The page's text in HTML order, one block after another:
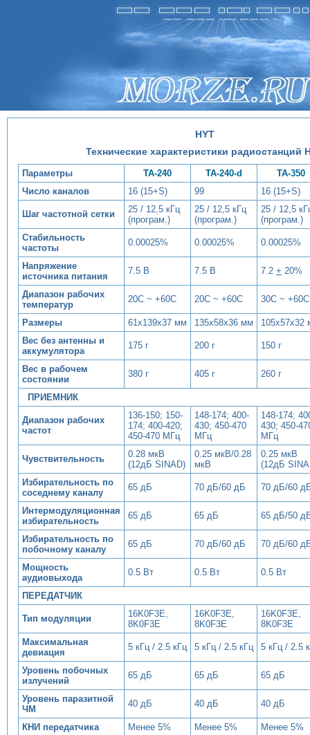
HYT
Технические характеристики радиостанций
Параметры TA-240 TA-240-d
TA-350
Число каналов
16 (15+S) 99 16 (15+S)
Шаг частотной сетки
25 / 12,5 кГц
(програм.)
25 / 12,5 кГц
(програм.)
25 / 12,5
(програм.)
Стабильность
частоты
0.00025% 0.00025% 0.00025%
Напряжение
источника питания
7.5 В 7.5 В 7.2 + 20%
Диапазон рабочих
температур
20С ~ +60С 20С ~ +60С 30С ~ +60С
Размеры 61х139х37 мм 135х58х36 мм
105х57х32
Вес без антенны и
аккумулятора
175 г 200 г 150 г
Вес в рабочем
состоянии
380 г 405 г 260 г
ПРИЕМНИК
Диапазон рабочих
частот
136-150; 150-
174; 400-420;
450-470 МГц
148-174; 400-
430; 450-470
МГц
148-174;
430; 450-
МГц
Чувствительность
0.28 мкВ
(12дБ SINAD)
0.25 мкВ/0.28
мкВ
0.25 мкВ
(12дБ
Избирательность по
соседнему каналу
65 дБ 70 дБ/60 дБ 70 дБ/60
Интермодуляционная
избирательность
65 дБ 65 дБ 65 дБ/50
Избирательность по
побочному каналу
65 дБ 70 дБ/60 дБ 70 дБ/60
Мощность
аудиовыхода
0.5 Вт 0.5 Вт 0.5 Вт
ПЕРЕДАТЧИК
Тип модуляции
16K0F3E,
8K0F3E
16K0F3E,
8K0F3E
16K0F3E,
8K0F3E
Максимальная
девиация
5 кГц / 2.5 кГц 5 кГц / 2.5 кГц 5 кГц / 2.5
Уровень побочных
излучений
65 дБ 65 дБ 65 дБ
Уровень паразитной
ЧМ
40 дБ 40 дБ 40 дБ
КНИ передатчика Менее 5% Менее 5% Менее 5%